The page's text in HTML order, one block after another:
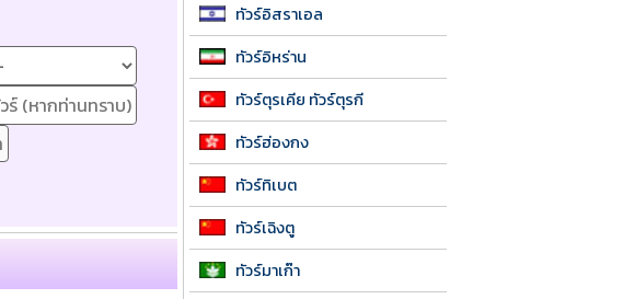
ทัวร์อิสราเอล
ทัวร์อิหร่าน
ทัวร์ตุรเคีย ทัวร์ตุรกี
ทัวร์ฮ่องกง
ทัวร์ทิเบต
ทัวร์เฉิงตู
ทัวร์มาเก๊า